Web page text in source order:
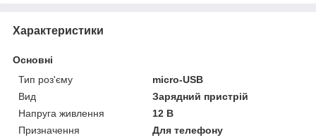
Характеристики
Основні
Тип роз'єму
micro-USB
Вид
Зарядний пристрій
Напруга живлення
12 В
Призначення
Для телефону